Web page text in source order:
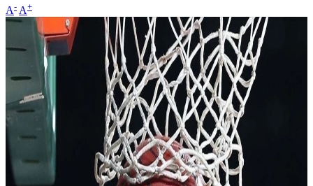
A- A+